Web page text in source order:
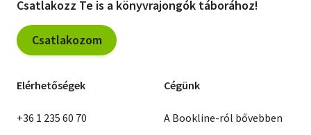
Csatlakozz Te is a könyvrajongók táborához!
Csatlakozom
Elérhetőségek
+36 1 235 60 70
Cégünk
A Bookline-ról bővebben